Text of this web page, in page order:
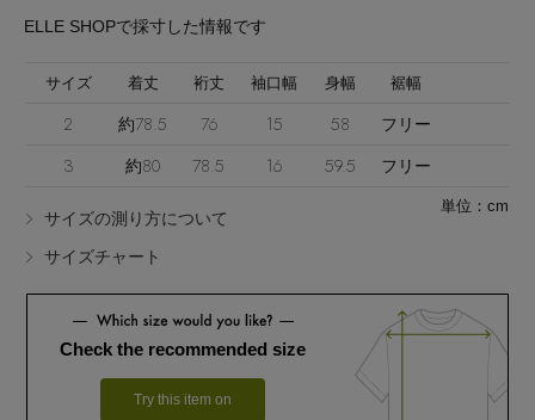
Stay in the Loop
ELLE SHOPで採寸した情報です
サイズ 着丈 裄丈 袖口幅 身幅 裾幅
2 約78.5 76 15 58
フリー
3
約80 78.5 16 59.5 フリー
サイズの測り方について
サイズチャート
単位：cm
Check the recommended size
Try this item on